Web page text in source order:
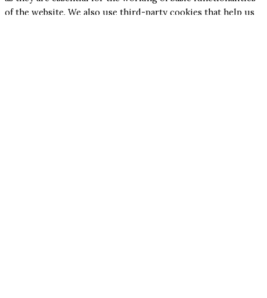
of the website. We also use third-party cookies that help us